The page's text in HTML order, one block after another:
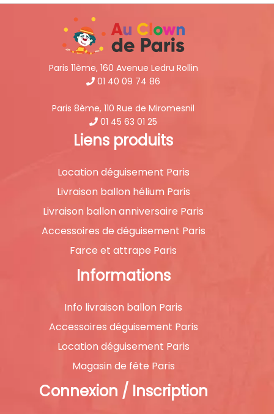
Paris 11ème, 160 Avenue Ledru Rollin
01 40 09 74 86
Paris 8ème, 110 Rue de Miromesnil
01 45 63 01 25
Liens produits
Location déguisement Paris
Livraison ballon hélium Paris
Livraison ballon anniversaire Paris
Accessoires de déguisement Paris
Farce et attrape Paris
Informations
Info livraison ballon Paris
Accessoires déguisement Paris
Location déguisement Paris
Magasin de fête Paris
Connexion / Inscription